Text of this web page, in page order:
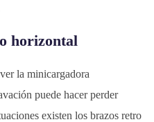
horizontal
la minicargadora
puede hacer perder
existen los brazos retro